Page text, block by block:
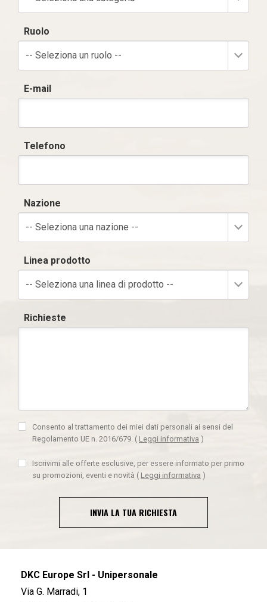
Ruolo
-- Seleziona un ruolo --
E-mail
Telefono
Nazione
-- Seleziona una nazione --
Linea prodotto
-- Seleziona una linea di prodotto --
Richieste
Consento al trattamento dei miei dati personali ai sensi del
Regolamento UE n. 2016/679. ( Leggi informativa )
Iscrivimi alle offerte esclusive, per essere informato per primo
su promozioni, eventi e novità ( Leggi informativa )
INVIA LA TUA RICHIESTA
DKC Europe Srl - Unipersonale
Via G. Marradi, 1